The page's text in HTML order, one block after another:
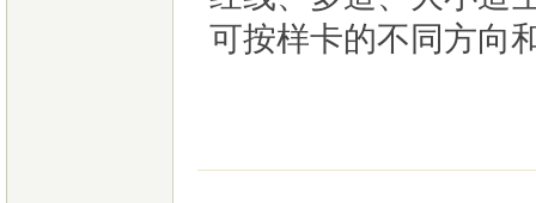
可按样卡的不同方向